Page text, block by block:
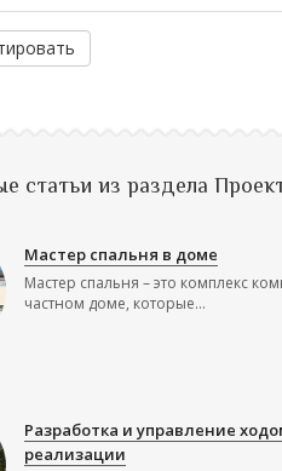
статьи из раздела
Мастер спальня в доме
Мастер спальня – это комплекс
частном доме, которые...
Разработка и управление
реализации